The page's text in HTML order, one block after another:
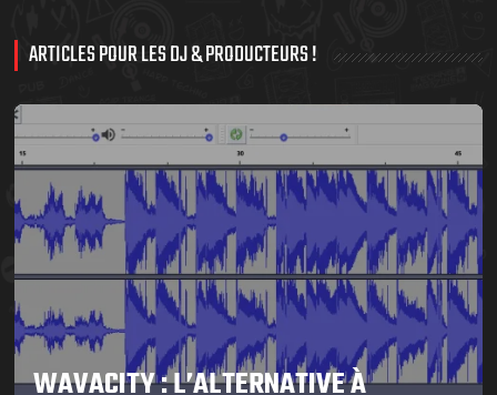
ARTICLES POUR LES DJ & PRODUCTEURS !
WAVACITY : L’ALTERNATIVE À